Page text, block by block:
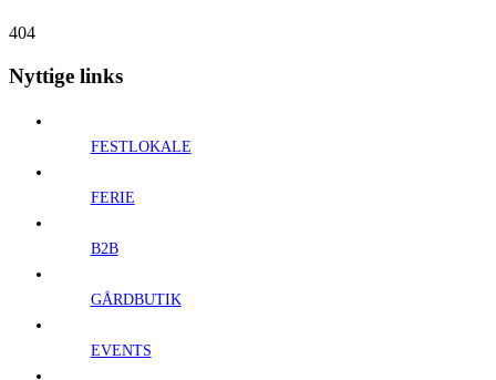
404
Nyttige links
FESTLOKALE
FERIE
B2B
GÅRDBUTIK
EVENTS